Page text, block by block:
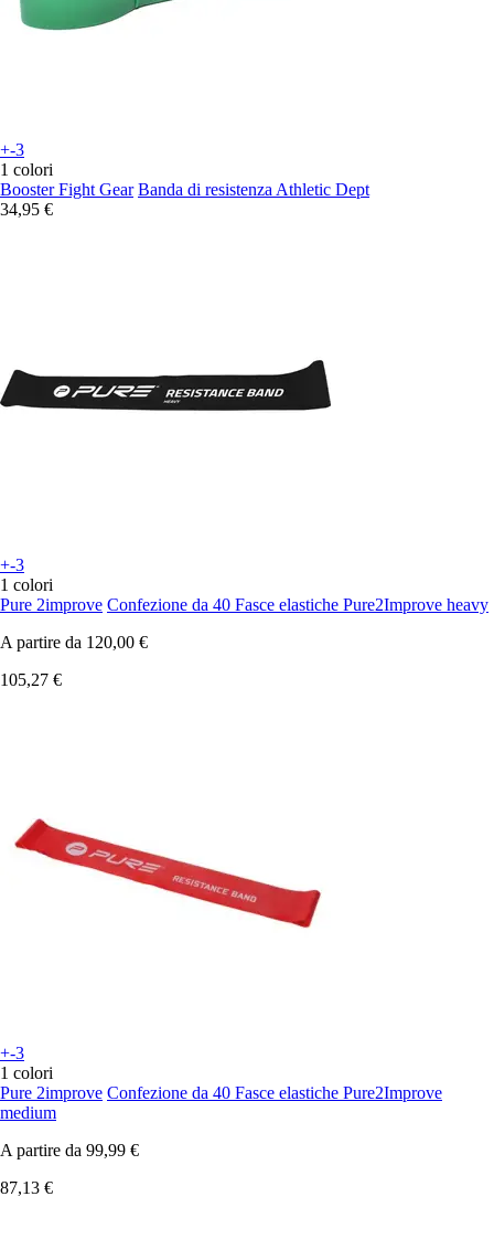
+-3
1 colori
Booster Fight Gear Banda di resistenza Athletic Dept
34,95 €
+-3
1 colori
Pure 2improve Confezione da 40 Fasce elastiche Pure2Improve heavy
A partire da 120,00 €
105,27 €
+-3
1 colori
Pure 2improve Confezione da 40 Fasce elastiche Pure2Improve
medium
A partire da 99,99 €
87,13 €